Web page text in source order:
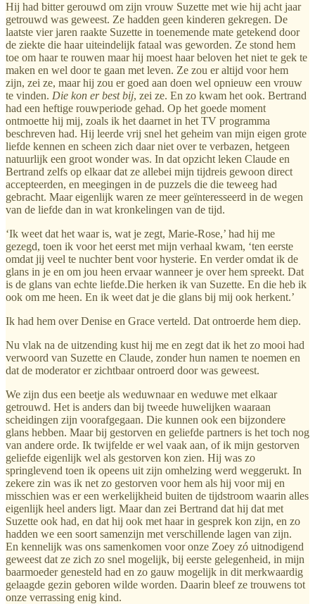
Hij had bitter gerouwd om zijn vrouw Suzette met wie hij acht jaar
getrouwd was geweest. Ze hadden geen kinderen gekregen. De
laatste vier jaren raakte Suzette in toenemende mate getekend door
de ziekte die haar uiteindelijk fataal was geworden. Ze stond hem
toe om haar te rouwen maar hij moest haar beloven het niet te gek te
maken en wel door te gaan met leven. Ze zou er altijd voor hem
zijn, zei ze, maar hij zou er goed aan doen wel opnieuw een vrouw
te vinden. Die kon er best bij, zei ze. En zo kwam het ook. Bertrand
had een heftige rouwperiode gehad. Op het goede moment
ontmoette hij mij, zoals ik het daarnet in het TV programma
beschreven had. Hij leerde vrij snel het geheim van mijn eigen grote
liefde kennen en scheen zich daar niet over te verbazen, hetgeen
natuurlijk een groot wonder was. In dat opzicht leken Claude en
Bertrand zelfs op elkaar dat ze allebei mijn tijdreis gewoon direct
accepteerden, en meegingen in de puzzels die die teweeg had
gebracht. Maar eigenlijk waren ze meer geïnteresseerd in de wegen
van de liefde dan in wat kronkelingen van de tijd.
‘Ik weet dat het waar is, wat je zegt, Marie-Rose,’ had hij me
gezegd, toen ik voor het eerst met mijn verhaal kwam, ‘ten eerste
omdat jij veel te nuchter bent voor hysterie. En verder omdat ik de
glans in je en om jou heen ervaar wanneer je over hem spreekt. Dat
is de glans van echte liefde.Die herken ik van Suzette. En die heb ik
ook om me heen. En ik weet dat je die glans bij mij ook herkent.’
Ik had hem over Denise en Grace verteld. Dat ontroerde hem diep.
Nu vlak na de uitzending kust hij me en zegt dat ik het zo mooi had
verwoord van Suzette en Claude, zonder hun namen te noemen en
dat de moderator er zichtbaar ontroerd door was geweest.
We zijn dus een beetje als weduwnaar en weduwe met elkaar
getrouwd. Het is anders dan bij tweede huwelijken waaraan
scheidingen zijn voorafgegaan. Die kunnen ook een bijzondere
glans hebben. Maar bij gestorven en geliefde partners is het toch nog
van andere orde. Ik twijfelde er wel vaak aan, of ik mijn gestorven
geliefde eigenlijk wel als gestorven kon zien. Hij was zo
springlevend toen ik opeens uit zijn omhelzing werd weggerukt. In
zekere zin was ik net zo gestorven voor hem als hij voor mij en
misschien was er een werkelijkheid buiten de tijdstroom waarin alles
eigenlijk heel anders ligt. Maar dan zei Bertrand dat hij dat met
Suzette ook had, en dat hij ook met haar in gesprek kon zijn, en zo
hadden we een soort samenzijn met verschillende lagen van zijn.
En kennelijk was ons samenkomen voor onze Zoey zó uitnodigend
geweest dat ze zich zo snel mogelijk, bij eerste gelegenheid, in mijn
baarmoeder genesteld had en zo gauw mogelijk in dit merkwaardig
gelaagde gezin geboren wilde worden. Daarin bleef ze trouwens tot
onze verrassing enig kind.